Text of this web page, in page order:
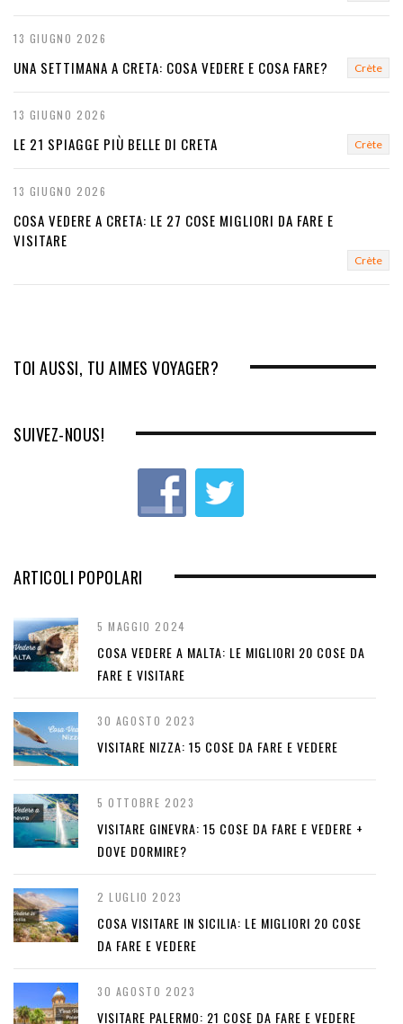
13 GIUGNO 2026
UNA SETTIMANA A CRETA: COSA VEDERE E COSA FARE? Crète
13 GIUGNO 2026
LE 21 SPIAGGE PIÙ BELLE DI CRETA Crète
13 GIUGNO 2026
COSA VEDERE A CRETA: LE 27 COSE MIGLIORI DA FARE E
VISITARE
Crète
TOI AUSSI, TU AIMES VOYAGER?
SUIVEZ-NOUS!
ARTICOLI POPOLARI
5 MAGGIO 2024
COSA VEDERE A MALTA: LE MIGLIORI 20 COSE DA
FARE E VISITARE
30 AGOSTO 2023
VISITARE NIZZA: 15 COSE DA FARE E VEDERE
5 OTTOBRE 2023
VISITARE GINEVRA: 15 COSE DA FARE E VEDERE +
DOVE DORMIRE?
2 LUGLIO 2023
COSA VISITARE IN SICILIA: LE MIGLIORI 20 COSE
DA FARE E VEDERE
30 AGOSTO 2023
VISITARE PALERMO: 21 COSE DA FARE E VEDERE